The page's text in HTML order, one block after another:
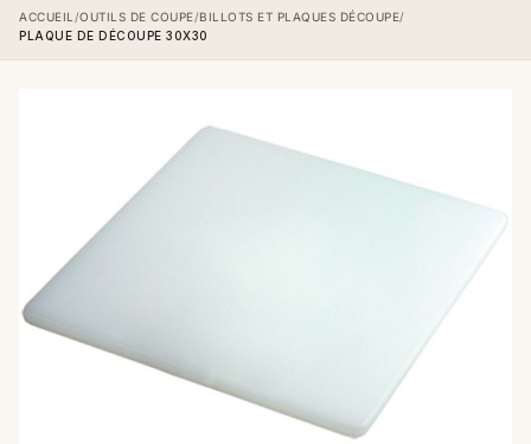
ACCUEIL /OUTILS DE COUPE/BILLOTS ET PLAQUES DÉCOUPE/
PLAQUE DE DÉCOUPE 30X30